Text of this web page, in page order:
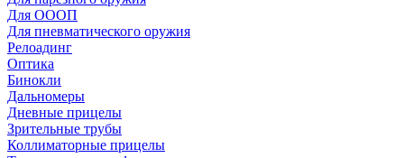
Для ОООП
Для пневматического оружия
Релоадинг
Оптика
Бинокли
Дальномеры
Дневные прицелы
Зрительные трубы
Коллиматорные прицелы